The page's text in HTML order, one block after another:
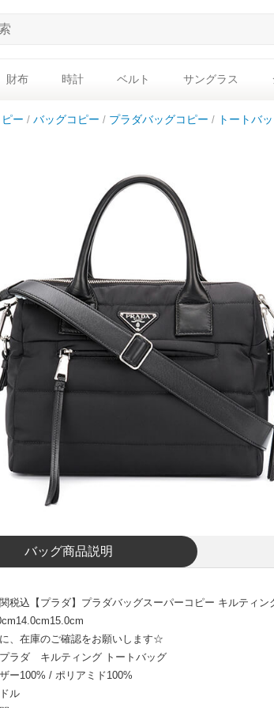
財布 時計 ベルト サングラス
ー バッグコピー プラダバッグコピー トートバ
バッグ商品説明
税込【プラダ】プラダバッグスーパーコピー キルティン
、在庫のご確認をお願いします☆
プラダ キルティング トートバッグ
ザー100% / ポリアミド100%
ル